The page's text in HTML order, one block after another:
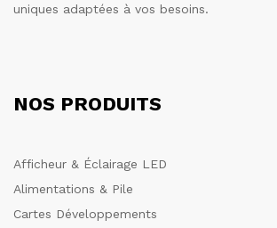
uniques adaptées à vos besoins.
NOS PRODUITS
Afficheur & Éclairage LED
Alimentations & Pile
Cartes Développements